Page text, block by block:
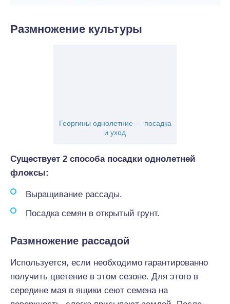
Размножение культуры
Георгины однолетние — посадка
и уход
Существует 2 способа посадки однолетней
флоксы:
Выращивание рассады.
Посадка семян в открытый грунт.
Размножение рассадой
Используется, если необходимо гарантированно
получить цветение в этом сезоне. Для этого в
середине мая в ящики сеют семена на